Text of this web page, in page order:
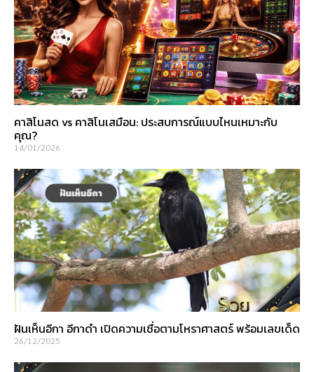
คาสิโนสด vs คาสิโนเสมือน: ประสบการณ์แบบไหนเหมาะกับ
คุณ?
14/01/2026
ฝันเห็นอีกา อีกาดำ เปิดความเชื่อตามโหราศาสตร์ พร้อมเลขเด็ด
26/12/2025